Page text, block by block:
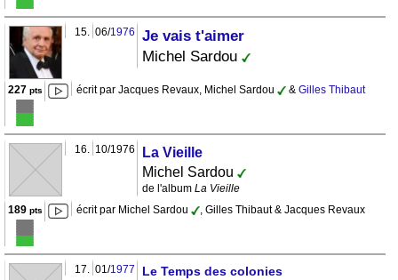
15. 06/1976
Je vais t'aimer
Michel Sardou
227 pts écrit par Jacques Revaux, Michel Sardou & Gilles Thibaut
16. 10/1976
La Vieille
Michel Sardou
de l'album La Vieille
189pts écrit par Michel Sardou , Gilles Thibaut & Jacques Revaux
17. 01/1977
Le Temps des colonies